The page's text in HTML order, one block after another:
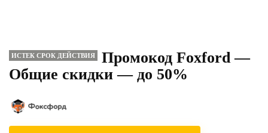
ИСТЕК СРОК ДЕЙСТВИЯ
Промокод Foxford —
Общие скидки — до 50%